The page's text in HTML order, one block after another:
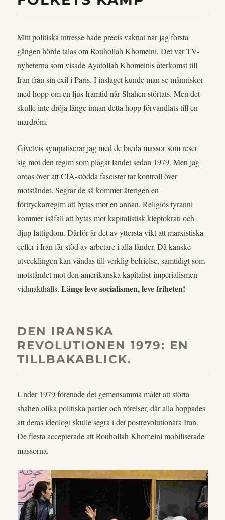
Mitt politiska intresse hade precis vaknat när jag första
gången hörde talas om Rouhollah Khomeini. Det var TV-
nyheterna som visade Ayatollah Khomeinis återkomst till
Iran från sin exil i Paris. I inslaget kunde man se människor
med hopp om en ljus framtid när Shahen störtats. Men det
skulle inte dröja länge innan detta hopp förvandlats till en
mardröm.
Givetvis sympatiserar jag med de breda massor som reser
sig mot den regim som plågat landet sedan 1979. Men jag
oroas över att CIA-stödda fascister tar kontroll över
motståndet. Segrar de så kommer återigen en
förtryckarregim att bytas mot en annan. Religiös tyranni
kommer isåfall att bytas mot kapitalistisk kleptokrati och
djup fattigdom. Därför är det av yttersta vikt att marxistiska
celler i Iran får stöd av arbetare i alla länder. Då kanske
utvecklingen kan vändas till verklig befrielse, samtidigt som
motståndet mot den amerikanska kapitalist-imperialismen
vidmakthålls.Länge leve socialismen, leve friheten!
DEN IRANSKA
REVOLUTIONEN 1979: EN
TILLBAKABLICK.
Under 1979 förenade det gemensamma målet att störta
shahen olika politiska partier och rörelser, där alla hoppades
att deras ideologi skulle segra i det postrevolutionära Iran.
De flesta accepterade att Rouhollah Khomeini mobiliserade
massorna.